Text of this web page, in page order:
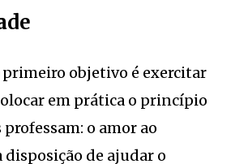
primeiro objetivo é exercitar
em prática o princípio
o amor ao
disposição de ajudar o